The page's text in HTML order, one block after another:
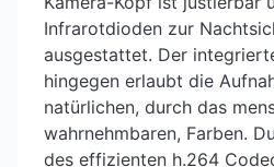
Infrarotdioden zur
ausgestattet. Der
hingegen erlaubt die
natürlichen, durch das
wahrnehmbaren, Farben.
des effizienten h.264